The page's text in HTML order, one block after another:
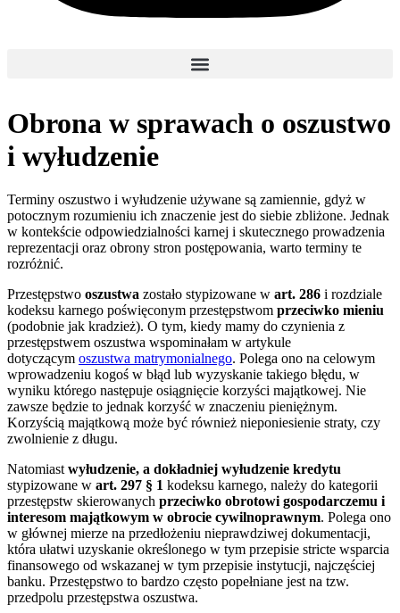
Obrona w sprawach o oszustwo
i wyłudzenie
Terminy oszustwo i wyłudzenie używane są zamiennie, gdyż w
potocznym rozumieniu ich znaczenie jest do siebie zbliżone. Jednak
w kontekście odpowiedzialności karnej i skutecznego prowadzenia
reprezentacji oraz obrony stron postępowania, warto terminy te
rozróżnić.
Przestępstwo oszustwa zostało stypizowane w art. 286 i rozdziale
kodeksu karnego poświęconym przestępstwom przeciwko mieniu
(podobnie jak kradzież). O tym, kiedy mamy do czynienia z
przestępstwem oszustwa wspominałam w artykule
dotyczącym oszustwa matrymonialnego. Polega ono na celowym
wprowadzeniu kogoś w błąd lub wyzyskanie takiego błędu, w
wyniku którego następuje osiągnięcie korzyści majątkowej. Nie
zawsze będzie to jednak korzyść w znaczeniu pieniężnym.
Korzyścią majątkową może być również nieponiesienie straty, czy
zwolnienie z długu.
Natomiast wyłudzenie, a dokładniej wyłudzenie kredytu
stypizowane w art. 297 § 1 kodeksu karnego, należy do kategorii
przestępstw skierowanych przeciwko obrotowi gospodarczemu i
interesom majątkowym w obrocie cywilnoprawnym. Polega ono
w głównej mierze na przedłożeniu nieprawdziwej dokumentacji,
która ułatwi uzyskanie określonego w tym przepisie stricte wsparcia
finansowego od wskazanej w tym przepisie instytucji, najczęściej
banku. Przestępstwo to bardzo często popełniane jest na tzw.
przedpolu przestępstwa oszustwa.